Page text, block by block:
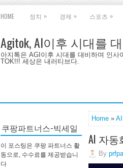
HOME 정치 » 경제 » 스포츠 »
Agitok, AI이후 시대를
아지톡은 AGI이후 시대를 대비하며 인
TOK!!! 세상은 내러티브다.
쿠팡파트너스-빅세일
이 포스팅은 쿠팡 파트너스 활
동으로, 수수료를 제공받습니
다
Home »
AI 자
By